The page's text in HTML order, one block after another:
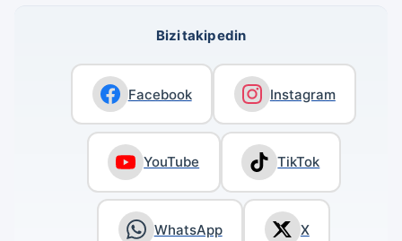
Bizi takip edin
Facebook Instagram
YouTube TikTok
WhatsApp X